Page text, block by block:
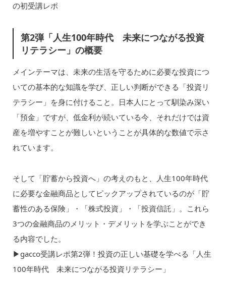
の初受講レポ
第2弾「人生100年時代 未来につながる投資
リテラシー」の概要
メインテーマは、未来の生活を守るために必要な投資につ
いての基本的な知識を学び、正しい判断ができる「投資リ
テラシー」を身に付けること。日本人にとって馴染み深い
「預金」ですが、低金利が続いている今、それだけでは資
産を増やすことが難しいということが具体的な数値で示さ
れています。
そして「貯蓄から投資へ」の考えのもと、人生100年時代
に必要な金融商品としてピックアップされているのが「貯
蓄性のある保険」・「株式投資」・「投資信託」。これら
3つの金融商品のメリット・デメリットを学ぶことができ
る内容でした。
▶︎gacco受講レポ第2弾！投資の正しい基礎を学べる「人生
100年時代 未来につながる投資リテラシー」